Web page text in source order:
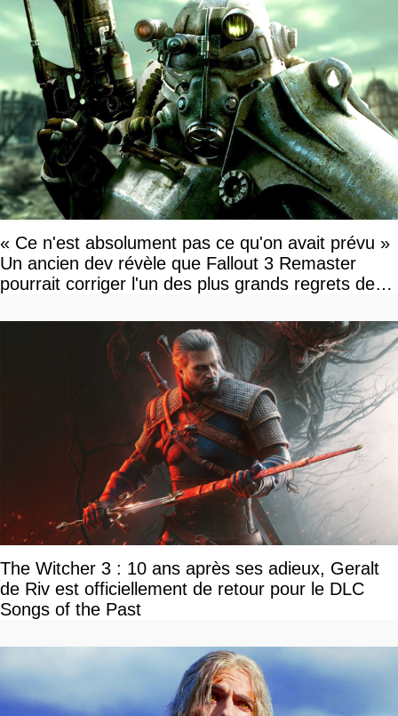
« Ce n'est absolument pas ce qu'on avait prévu »
Un ancien dev révèle que Fallout 3 Remaster
pourrait corriger l'un des plus grands regrets de
The Witcher 3 : 10 ans après ses adieux, Geralt
de Riv est officiellement de retour pour le DLC
Songs of the Past